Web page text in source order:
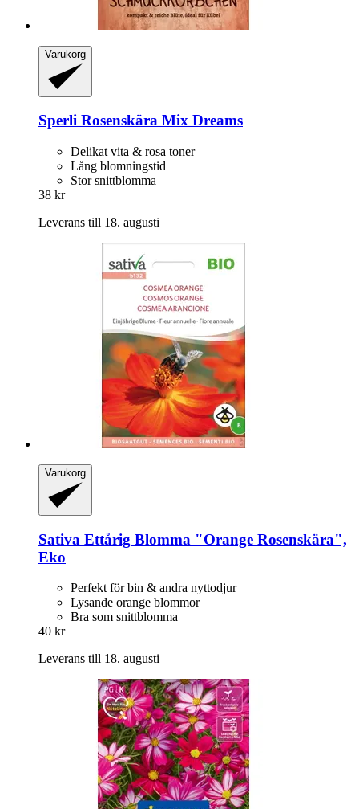
Varukorg
Sperli Rosenskära Mix Dreams
Delikat vita & rosa toner
Lång blomningstid
Stor snittblomma
38 kr
Leverans till 18. augusti
Varukorg
Sativa Ettårig Blomma "Orange Rosenskära",
Eko
Perfekt för bin & andra nyttodjur
Lysande orange blommor
Bra som snittblomma
40 kr
Leverans till 18. augusti